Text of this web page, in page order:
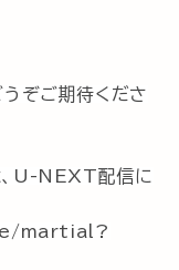
ぞご期待くださ
、U-NEXT配信に
martial?